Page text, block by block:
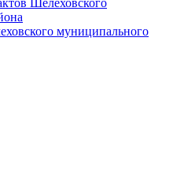
муниципального